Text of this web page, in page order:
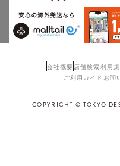
会社概要 店舗検索利用
ご利用ガイド お問
COPYRIGHT © TOKYO